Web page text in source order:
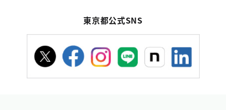
東京都公式SNS